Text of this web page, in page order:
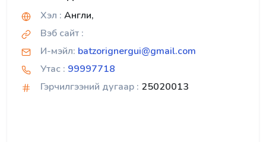
Хэл : Англи,
Вэб сайт :
И-мэйл: batzorignergui@gmail.com
Утас : 99997718
Гэрчилгээний дугаар : 25020013